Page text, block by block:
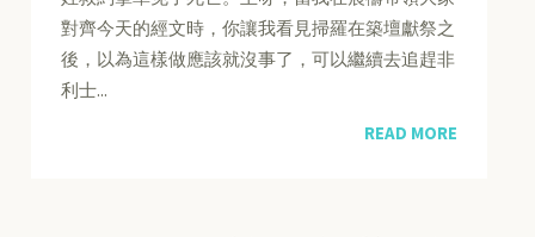
對齊今天的經文時，你讓我看見掃羅在築壇獻祭之
後，以為這樣做應該就沒事了，可以繼續去追趕非
利士...
READ MORE